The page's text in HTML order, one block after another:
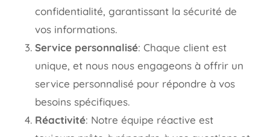
confidentialité, garantissant la sécurité de
vos informations.
Service personnalisé: Chaque client est
unique, et nous nous engageons à offrir un
service personnalisé pour répondre à vos
besoins spécifiques.
Réactivité: Notre équipe réactive est